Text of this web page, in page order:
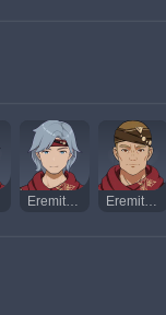
Eremita Alabardero Eremita Rompefilas